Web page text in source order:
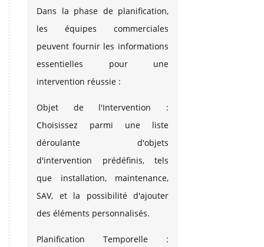
Dans la phase de planification,
les équipes commerciales
peuvent fournir les informations
essentielles pour une
intervention réussie :
Objet de l'Intervention :
Choisissez parmi une liste
déroulante d'objets
d'intervention prédéfinis, tels
que installation, maintenance,
SAV, et la possibilité d'ajouter
des éléments personnalisés.
Planification Temporelle :